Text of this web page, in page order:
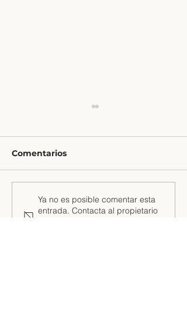
En busca de una joya
mítica inca
Comentarios
Ya no es posible comentar esta
entrada. Contacta al propietario